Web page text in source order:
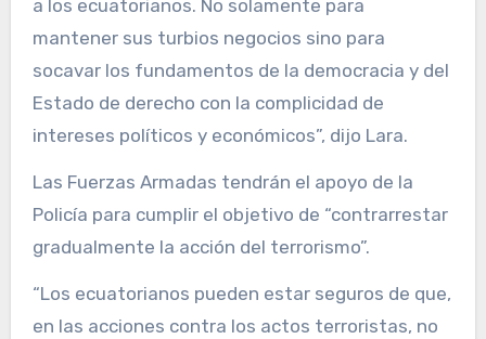
a los ecuatorianos. No solamente para
mantener sus turbios negocios sino para
socavar los fundamentos de la democracia y del
Estado de derecho con la complicidad de
intereses políticos y económicos”, dijo Lara.
Las Fuerzas Armadas tendrán el apoyo de la
Policía para cumplir el objetivo de “contrarrestar
gradualmente la acción del terrorismo”.
“Los ecuatorianos pueden estar seguros de que,
en las acciones contra los actos terroristas, no